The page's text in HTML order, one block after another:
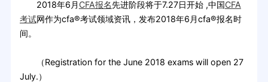
2018年6月 CFA报名先进阶段将于7.27日开始 ,中国CFA
考试网作为cfa®考试领域资讯，发布2018年6月cfa®报名时
间。
（Registration for the June 2018 exams will open 27
July.）